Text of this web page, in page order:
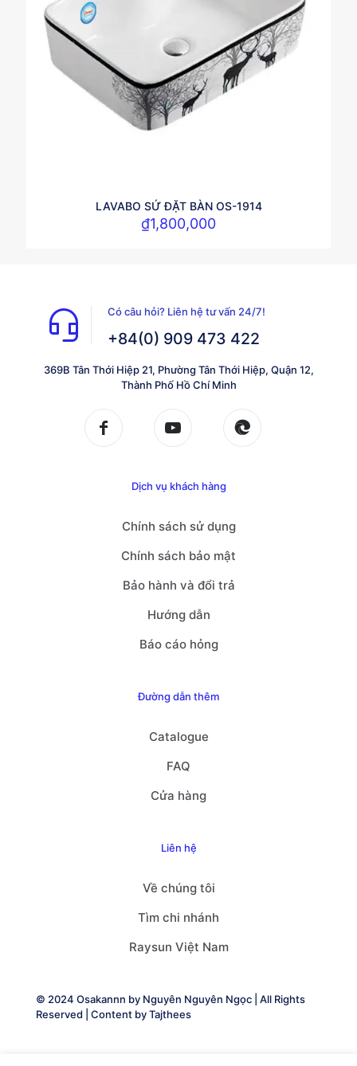
LAVABO SỨ ĐẶT BÀN OS-1914
₫1,800,000
Có câu hỏi? Liên hệ tư vấn 24/7!
+84(0) 909 473 422
369B Tân Thới Hiệp 21, Phường Tân Thới Hiệp, Quận 12,
Thành Phố Hồ Chí Minh
Dịch vụ khách hàng
Chính sách sử dụng
Chính sách bảo mật
Bảo hành và đổi trả
Hướng dẫn
Báo cáo hỏng
Đường dẫn thêm
Catalogue
FAQ
Cửa hàng
Liên hệ
Về chúng tôi
Tìm chi nhánh
Raysun Việt Nam
© 2024 Osakannn by Nguyên Nguyên Ngọc | All Rights
Reserved | Content byTajthees